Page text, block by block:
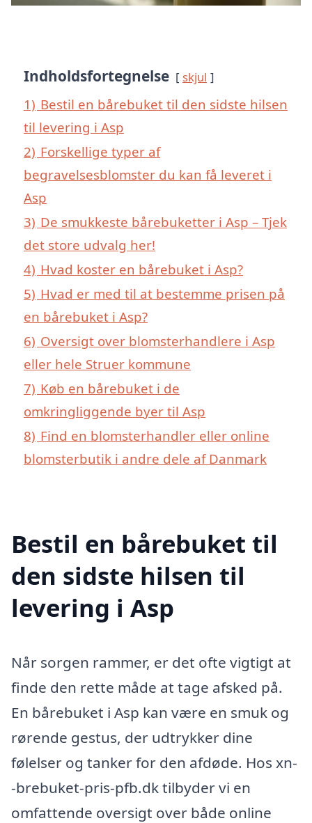
Indholdsfortegnelse skjul
1) Bestil en bårebuket til den sidste hilsen
til levering i Asp
2) Forskellige typer af
begravelsesblomster du kan få leveret i
Asp
3) De smukkeste bårebuketter i Asp – Tjek
det store udvalg her!
4) Hvad koster en bårebuket i Asp?
5) Hvad er med til at bestemme prisen på
en bårebuket i Asp?
6) Oversigt over blomsterhandlere i Asp
eller hele Struer kommune
7) Køb en bårebuket i de
omkringliggende byer til Asp
8) Find en blomsterhandler eller online
blomsterbutik i andre dele af Danmark
Bestil en bårebuket til
den sidste hilsen til
levering i Asp
Når sorgen rammer, er det ofte vigtigt at
finde den rette måde at tage afsked på.
En bårebuket i Asp kan være en smuk og
rørende gestus, der udtrykker dine
følelser og tanker for den afdøde. Hos xn-
-brebuket-pris-pfb.dk tilbyder vi en
omfattende oversigt over både online